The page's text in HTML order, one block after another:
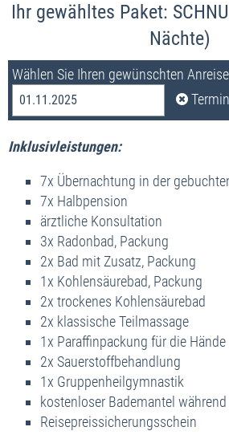
Ihr gewähltes Paket:
Nächte)
Wählen Sie Ihren gewünschten
01.11.2025
Inklusivleistungen:
7x Übernachtung in der
7x Halbpension
ärztliche Konsultation
3x Radonbad, Packung
2x Bad mit Zusatz, Packung
1x Kohlensäurebad, Packung
2x trockenes Kohlensäurebad
2x klassische Teilmassage
1x Paraffinpackung für die Hände
2x Sauerstoffbehandlung
1x Gruppenheilgymnastik
kostenloser Bademantel
Reisepreissicherungsschein